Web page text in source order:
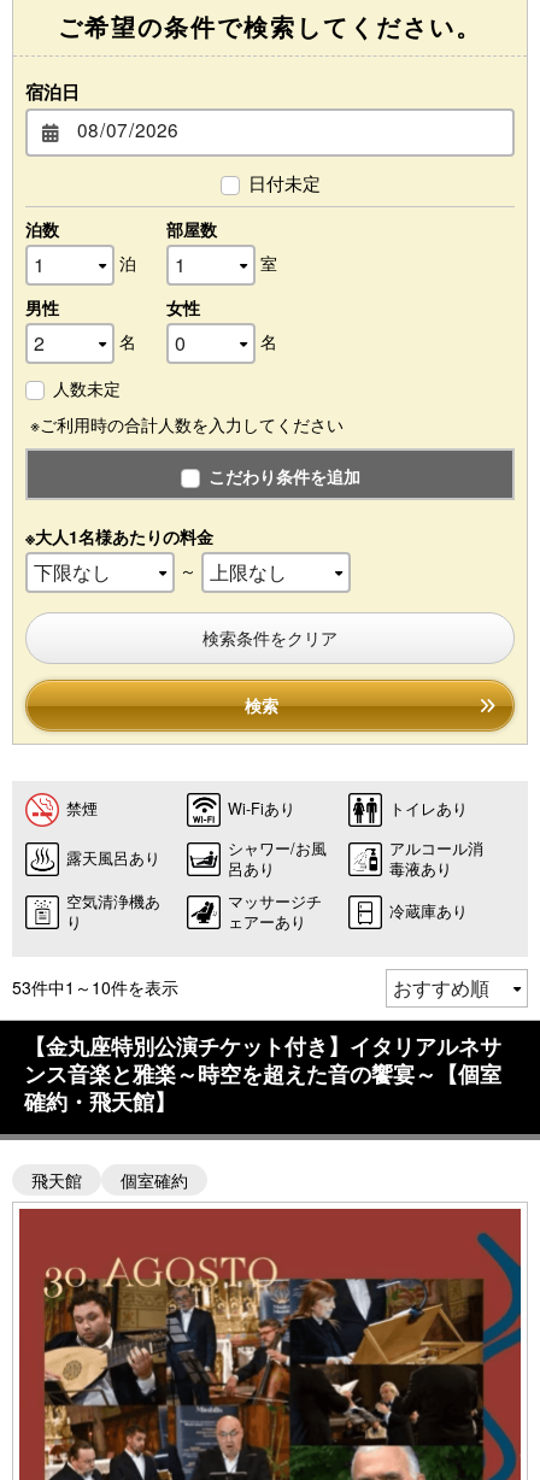
ご希望の条件で検索してください。
宿泊日
日付未定
泊数
泊
部屋数
室
男性
名
女性
名
人数未定
※ご利用時の合計人数を入力してください
こだわり条件を追加
※大人1名様あたりの料金
～
検索条件をクリア
検索
禁煙 Wi-Fiあり トイレあり
露天風呂あり
シャワー/お風
呂あり
アルコール消
毒液あり
空気清浄機あ
り
マッサージチ
ェアーあり
冷蔵庫あり
53件中1～10件を表示
【金丸座特別公演チケット付き】イタリアルネサ
ンス音楽と雅楽～時空を超えた音の饗宴～【個室
確約・飛天館】
飛天館 個室確約